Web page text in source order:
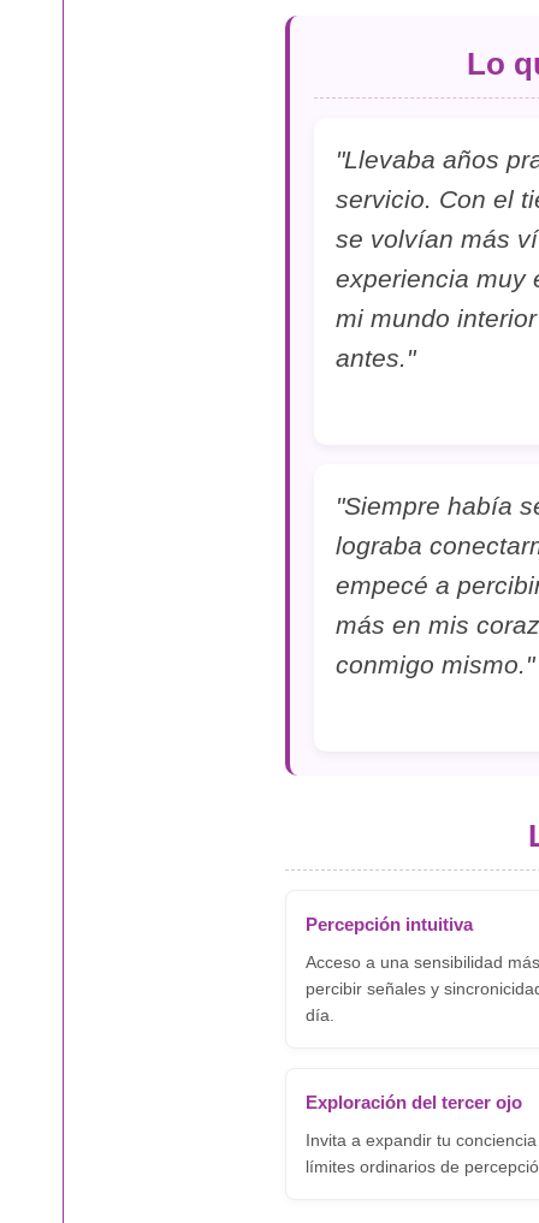
Lo
"Llevaba años
servicio. Con el
se volvían más
experiencia muy
mi mundo
antes."
"Siempre había
lograba
empecé a
más en mis
conmigo mismo."
Percepción intuitiva
Acceso a una sensibilidad
percibir señales y
día.
Exploración del tercer ojo
Invita a expandir tu
límites ordinarios de